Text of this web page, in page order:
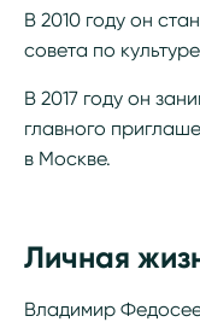
В 2010 году он
совета по
В 2017 году он
главного
в Москве.
Личная
Владимир